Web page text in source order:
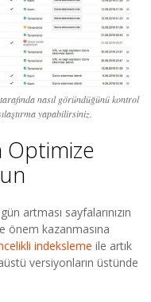
nasıl göründüğünü kontrol
yapabilirsiniz.
Optimize
artması sayfalarınızın
önem kazanmasına
indeksleme ile artık
versiyonların üstünde